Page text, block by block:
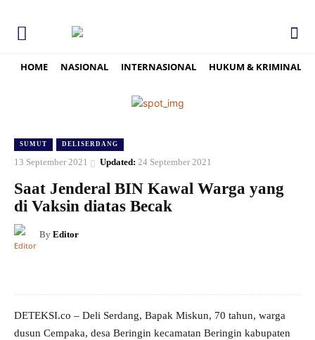
HOME NASIONAL INTERNASIONAL HUKUM & KRIMINAL
SUMUT DELISERDANG
13 September 2021 Updated: 24 September 2021
Saat Jenderal BIN Kawal Warga yang
di Vaksin diatas Becak
By Editor
DETEKSI.co – Deli Serdang, Bapak Miskun, 70 tahun, warga
dusun Cempaka, desa Beringin kecamatan Beringin kabupaten